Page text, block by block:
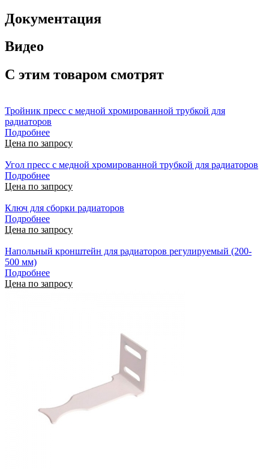
Документация
Видео
С этим товаром смотрят
Тройник пресс с медной хромированной трубкой для
радиаторов
Подробнее
Цена по запросу
Угол пресс с медной хромированной трубкой для радиаторов
Подробнее
Цена по запросу
Ключ для сборки радиаторов
Подробнее
Цена по запросу
Напольный кронштейн для радиаторов регулируемый (200-
500 мм)
Подробнее
Цена по запросу